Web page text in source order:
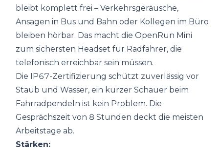
bleibt komplett frei – Verkehrsgeräusche,
Ansagen in Bus und Bahn oder Kollegen im Büro
bleiben hörbar. Das macht die OpenRun Mini
zum sichersten Headset für Radfahrer, die
telefonisch erreichbar sein müssen.
Die IP67-Zertifizierung schützt zuverlässig vor
Staub und Wasser, ein kurzer Schauer beim
Fahrradpendeln ist kein Problem. Die
Gesprächszeit von 8 Stunden deckt die meisten
Arbeitstage ab.
Stärken: